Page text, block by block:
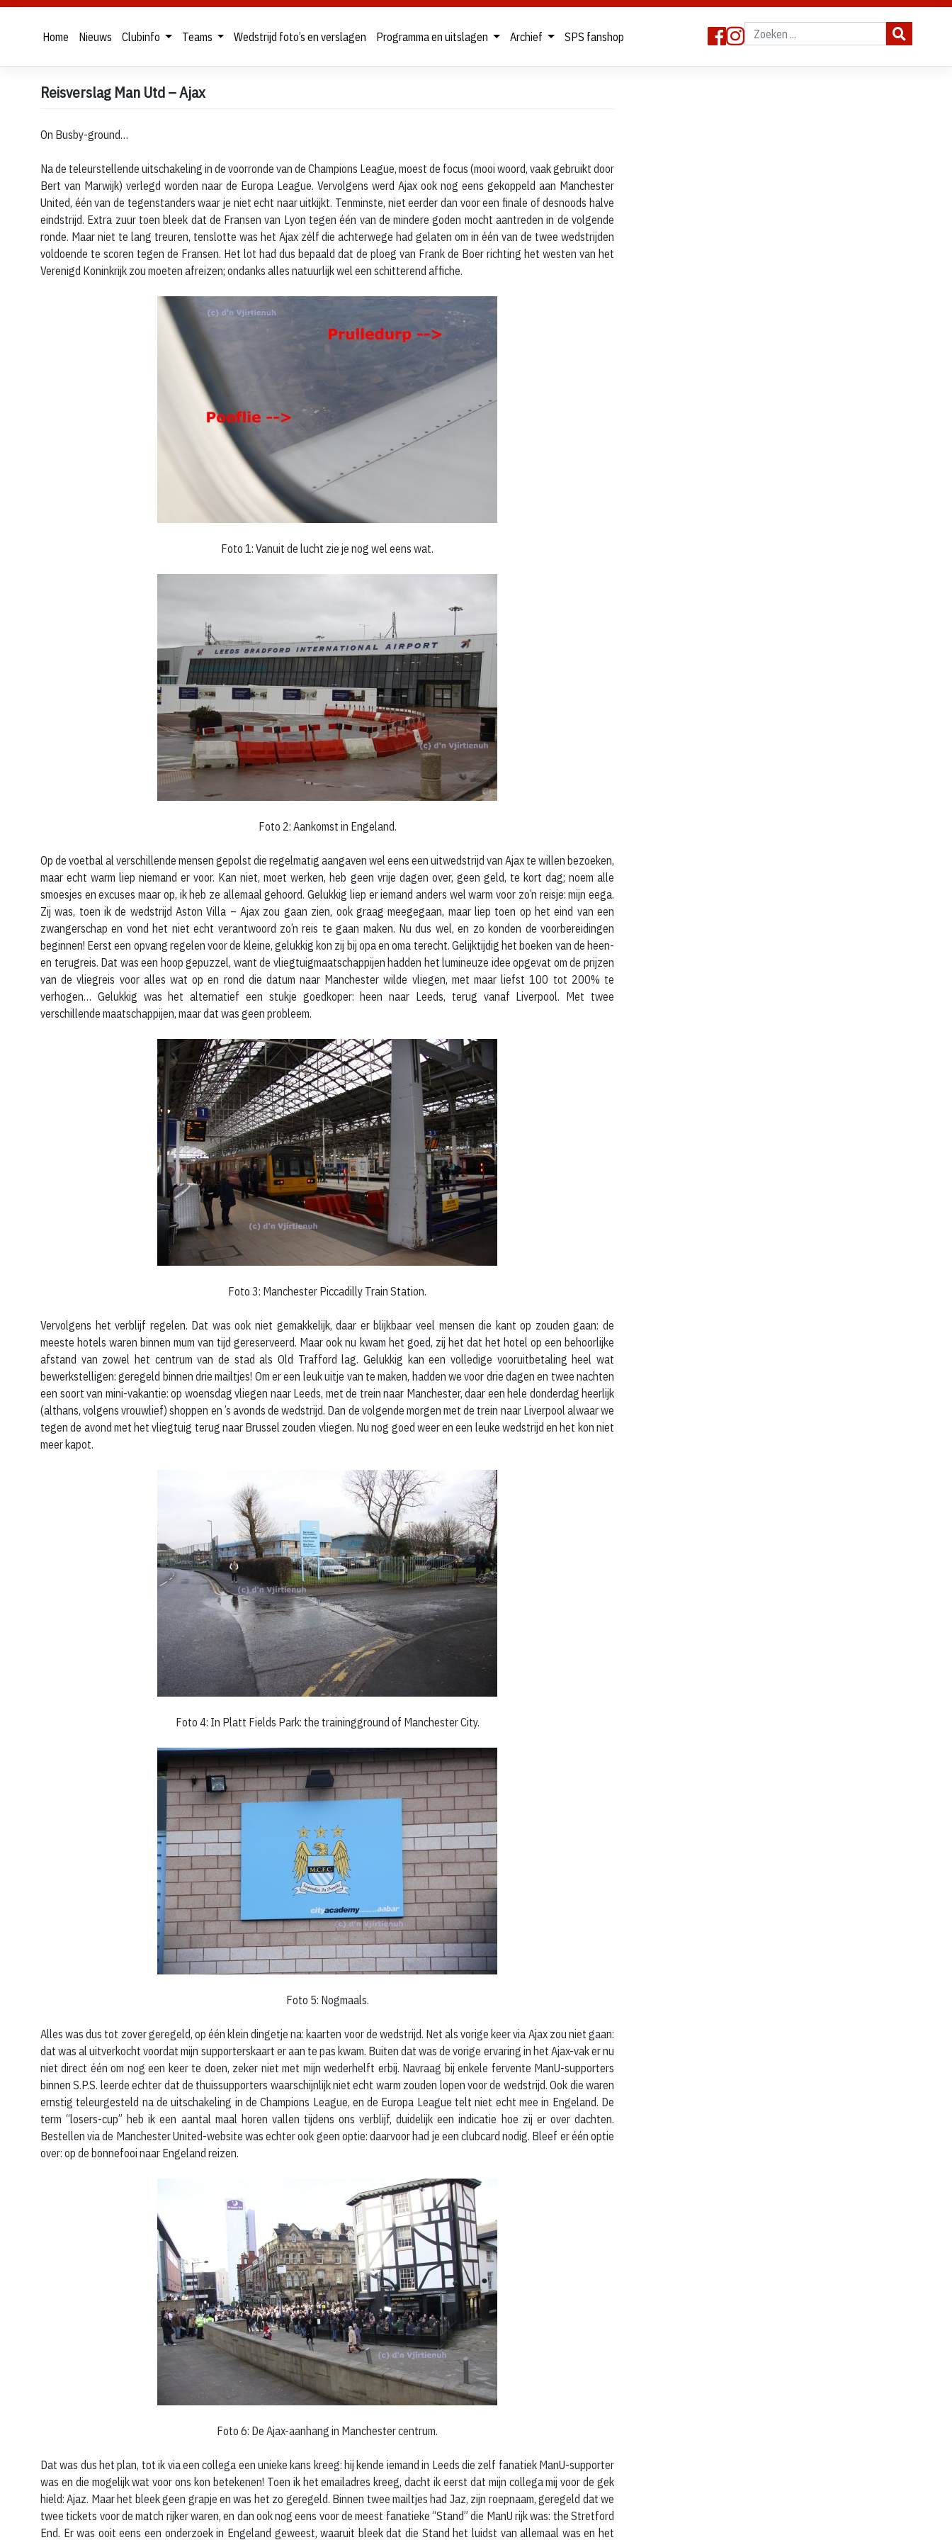
Home Nieuws Clubinfo Teams Wedstrijd foto’s en verslagen Programma en uitslagen Archief SPS fanshop
Reisverslag Man Utd – Ajax
On Busby-ground…
Na de teleurstellende uitschakeling in de voorronde van de Champions League, moest de focus (mooi woord, vaak gebruikt door
Bert van Marwijk) verlegd worden naar de Europa League. Vervolgens werd Ajax ook nog eens gekoppeld aan Manchester
United, één van de tegenstanders waar je niet echt naar uitkijkt. Tenminste, niet eerder dan voor een finale of desnoods halve
eindstrijd. Extra zuur toen bleek dat de Fransen van Lyon tegen één van de mindere goden mocht aantreden in de volgende
ronde. Maar niet te lang treuren, tenslotte was het Ajax zélf die achterwege had gelaten om in één van de twee wedstrijden
voldoende te scoren tegen de Fransen. Het lot had dus bepaald dat de ploeg van Frank de Boer richting het westen van het
Verenigd Koninkrijk zou moeten afreizen; ondanks alles natuurlijk wel een schitterend affiche.
Foto 1: Vanuit de lucht zie je nog wel eens wat.
Foto 2: Aankomst in Engeland.
Op de voetbal al verschillende mensen gepolst die regelmatig aangaven wel eens een uitwedstrijd van Ajax te willen bezoeken,
maar echt warm liep niemand er voor. Kan niet, moet werken, heb geen vrije dagen over, geen geld, te kort dag; noem alle
smoesjes en excuses maar op, ik heb ze allemaal gehoord. Gelukkig liep er iemand anders wel warm voor zo’n reisje: mijn eega.
Zij was, toen ik de wedstrijd Aston Villa – Ajax zou gaan zien, ook graag meegegaan, maar liep toen op het eind van een
zwangerschap en vond het niet echt verantwoord zo’n reis te gaan maken. Nu dus wel, en zo konden de voorbereidingen
beginnen! Eerst een opvang regelen voor de kleine, gelukkig kon zij bij opa en oma terecht. Gelijktijdig het boeken van de heen-
en terugreis. Dat was een hoop gepuzzel, want de vliegtuigmaatschappijen hadden het lumineuze idee opgevat om de prijzen
van de vliegreis voor alles wat op en rond die datum naar Manchester wilde vliegen, met maar liefst 100 tot 200% te
verhogen… Gelukkig was het alternatief een stukje goedkoper: heen naar Leeds, terug vanaf Liverpool. Met twee
verschillende maatschappijen, maar dat was geen probleem.
Foto 3: Manchester Piccadilly Train Station.
Vervolgens het verblijf regelen. Dat was ook niet gemakkelijk, daar er blijkbaar veel mensen die kant op zouden gaan: de
meeste hotels waren binnen mum van tijd gereserveerd. Maar ook nu kwam het goed, zij het dat het hotel op een behoorlijke
afstand van zowel het centrum van de stad als Old Trafford lag. Gelukkig kan een volledige vooruitbetaling heel wat
bewerkstelligen: geregeld binnen drie mailtjes! Om er een leuk uitje van te maken, hadden we voor drie dagen en twee nachten
een soort van mini-vakantie: op woensdag vliegen naar Leeds, met de trein naar Manchester, daar een hele donderdag heerlijk
(althans, volgens vrouwlief) shoppen en ’s avonds de wedstrijd. Dan de volgende morgen met de trein naar Liverpool alwaar we
tegen de avond met het vliegtuig terug naar Brussel zouden vliegen. Nu nog goed weer en een leuke wedstrijd en het kon niet
meer kapot.
Foto 4: In Platt Fields Park: the trainingground of Manchester City.
Foto 5: Nogmaals.
Alles was dus tot zover geregeld, op één klein dingetje na: kaarten voor de wedstrijd. Net als vorige keer via Ajax zou niet gaan:
dat was al uitverkocht voordat mijn supporterskaart er aan te pas kwam. Buiten dat was de vorige ervaring in het Ajax-vak er nu
niet direct één om nog een keer te doen, zeker niet met mijn wederhelft erbij. Navraag bij enkele fervente ManU-supporters
binnen S.P.S. leerde echter dat de thuissupporters waarschijnlijk niet echt warm zouden lopen voor de wedstrijd. Ook die waren
ernstig teleurgesteld na de uitschakeling in de Champions League, en de Europa League telt niet echt mee in Engeland. De
term “losers-cup” heb ik een aantal maal horen vallen tijdens ons verblijf, duidelijk een indicatie hoe zij er over dachten.
Bestellen via de Manchester United-website was echter ook geen optie: daarvoor had je een clubcard nodig. Bleef er één optie
over: op de bonnefooi naar Engeland reizen.
Foto 6: De Ajax-aanhang in Manchester centrum.
Dat was dus het plan, tot ik via een collega een unieke kans kreeg: hij kende iemand in Leeds die zelf fanatiek ManU-supporter
was en die mogelijk wat voor ons kon betekenen! Toen ik het emailadres kreeg, dacht ik eerst dat mijn collega mij voor de gek
hield: Ajaz. Maar het bleek geen grapje en was het zo geregeld. Binnen twee mailtjes had Jaz, zijn roepnaam, geregeld dat we
twee tickets voor de match rijker waren, en dan ook nog eens voor de meest fanatieke “Stand” die ManU rijk was: the Stretford
End. Er was ooit eens een onderzoek in Engeland geweest, waaruit bleek dat die Stand het luidst van allemaal was en het